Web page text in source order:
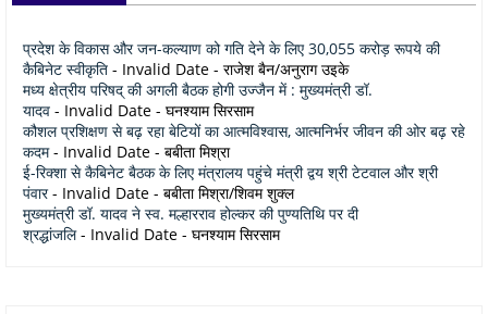
प्रदेश के विकास और जन-कल्याण को गति देने के लिए 30,055 करोड़ रूपये की
कैबिनेट स्वीकृति - Invalid Date - राजेश बैन/अनुराग उइके
मध्य क्षेत्रीय परिषद् की अगली बैठक होगी उज्जैन में : मुख्यमंत्री डॉ.
यादव - Invalid Date - घनश्याम सिरसाम
कौशल प्रशिक्षण से बढ़ रहा बेटियों का आत्मविश्वास, आत्मनिर्भर जीवन की ओर बढ़ रहे
कदम- Invalid Date - बबीता मिश्रा
ई-रिक्शा से कैबिनेट बैठक के लिए मंत्रालय पहुंचे मंत्री द्वय श्री टेटवाल और श्री
पंवार- Invalid Date - बबीता मिश्रा/शिवम शुक्ल
मुख्यमंत्री डॉ. यादव ने स्व. मल्हारराव होल्कर की पुण्यतिथि पर दी
श्रद्धांजलि- Invalid Date - घनश्याम सिरसाम